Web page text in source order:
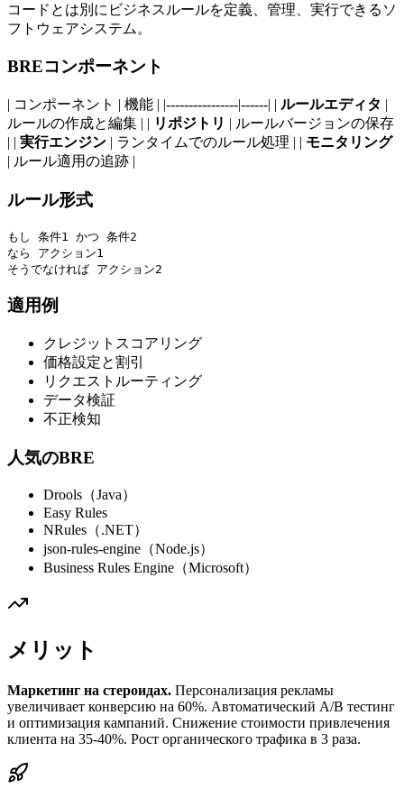
コードとは別にビジネスルールを定義、管理、実行できるソ
フトウェアシステム。
BREコンポーネント
| コンポーネント | 機能 | |----------------|------| | ルールエディタ |
ルールの作成と編集 | | リポジトリ | ルールバージョンの保存
| | 実行エンジン | ランタイムでのルール処理 | | モニタリング
| ルール適用の追跡 |
ルール形式
もし 条件1 かつ 条件2
なら アクション1
適用例
クレジットスコアリング
価格設定と割引
リクエストルーティング
データ検証
不正検知
人気のBRE
Drools（Java）
Easy Rules
NRules（.NET）
json-rules-engine（Node.js）
Business Rules Engine（Microsoft）
メリット
Маркетинг на стероидах. Персонализация рекламы
увеличивает конверсию на 60%. Автоматический A/B тестинг
и оптимизация кампаний. Снижение стоимости привлечения
клиента на 35-40%. Рост органического трафика в 3 раза.